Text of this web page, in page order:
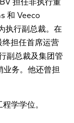
和 Veeco
执行副总裁。在
担任首席运营
副总裁及集团管
务。他还曾担
学学位。